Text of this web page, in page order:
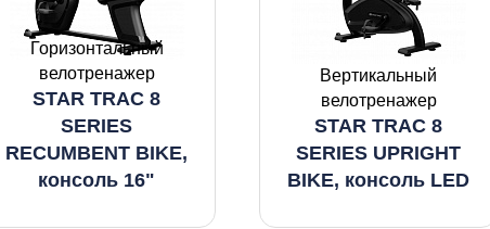
Горизонтальный
велотренажер
STAR TRAC 8
SERIES
RECUMBENT BIKE,
консоль 16"
Вертикальный
велотренажер
STAR TRAC 8
SERIES UPRIGHT
BIKE, консоль LED